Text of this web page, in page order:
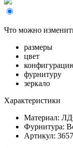
Что можно
размеры
цвет
фурнитуру
зеркало
Характеристики
Материал:
Фурнитура:
Артикул: 3657